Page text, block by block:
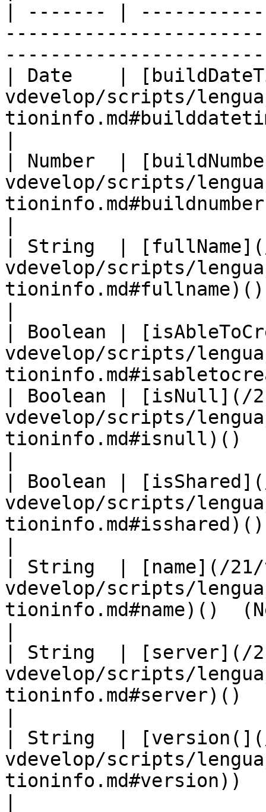
| ------- |
| Date    |
vdevelop/scripts/
| Number  |
vdevelop/scripts/
| String  |
vdevelop/scripts/
| Boolean |
vdevelop/scripts/
| Boolean | [isNull](/
vdevelop/scripts/
tioninfo.md#isnull)()
| Boolean |
vdevelop/scripts/
| String  | [name](/21/
vdevelop/scripts/
tioninfo.md#name)()
| String  | [server](/
vdevelop/scripts/
tioninfo.md#server)()
| String  |
vdevelop/scripts/
tioninfo.md#version))